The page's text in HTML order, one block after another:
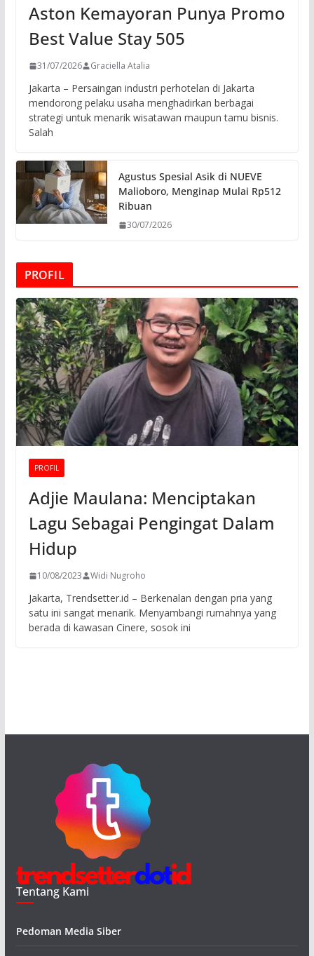
Aston Kemayoran Punya Promo
Best Value Stay 505
31/07/2026 Graciella Atalia
Jakarta – Persaingan industri perhotelan di Jakarta
mendorong pelaku usaha menghadirkan berbagai
strategi untuk menarik wisatawan maupun tamu bisnis.
Salah
Agustus Spesial Asik di NUEVE
Malioboro, Menginap Mulai Rp512
Ribuan
30/07/2026
PROFIL
PROFIL
Adjie Maulana: Menciptakan
Lagu Sebagai Pengingat Dalam
Hidup
10/08/2023 Widi Nugroho
Jakarta, Trendsetter.id – Berkenalan dengan pria yang
satu ini sangat menarik. Menyambangi rumahnya yang
berada di kawasan Cinere, sosok ini
Tentang Kami
Pedoman Media Siber